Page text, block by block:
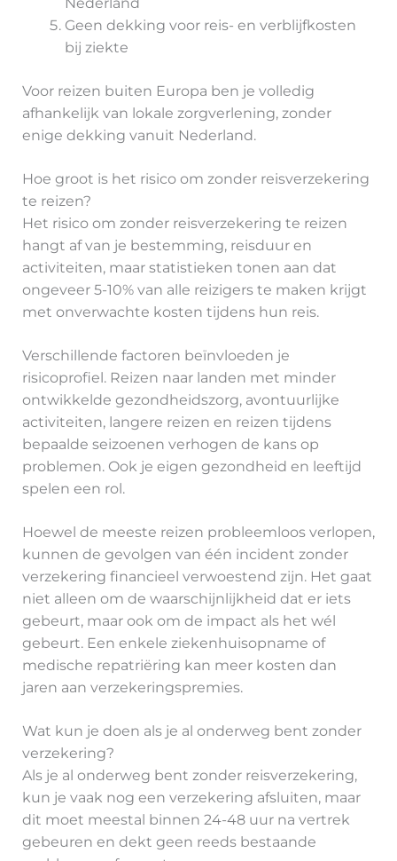
Geen dekking voor reis- en verblijfkosten
bij ziekte
Voor reizen buiten Europa ben je volledig
afhankelijk van lokale zorgverlening, zonder
enige dekking vanuit Nederland.
Hoe groot is het risico om zonder reisverzekering
te reizen?
Het risico om zonder reisverzekering te reizen
hangt af van je bestemming, reisduur en
activiteiten, maar statistieken tonen aan dat
ongeveer 5-10% van alle reizigers te maken krijgt
met onverwachte kosten tijdens hun reis.
Verschillende factoren beïnvloeden je
risicoprofiel. Reizen naar landen met minder
ontwikkelde gezondheidszorg, avontuurlijke
activiteiten, langere reizen en reizen tijdens
bepaalde seizoenen verhogen de kans op
problemen. Ook je eigen gezondheid en leeftijd
spelen een rol.
Hoewel de meeste reizen probleemloos verlopen,
kunnen de gevolgen van één incident zonder
verzekering financieel verwoestend zijn. Het gaat
niet alleen om de waarschijnlijkheid dat er iets
gebeurt, maar ook om de impact als het wél
gebeurt. Een enkele ziekenhuisopname of
medische repatriëring kan meer kosten dan
jaren aan verzekeringspremies.
Wat kun je doen als je al onderweg bent zonder
verzekering?
Als je al onderweg bent zonder reisverzekering,
kun je vaak nog een verzekering afsluiten, maar
dit moet meestal binnen 24-48 uur na vertrek
gebeuren en dekt geen reeds bestaande